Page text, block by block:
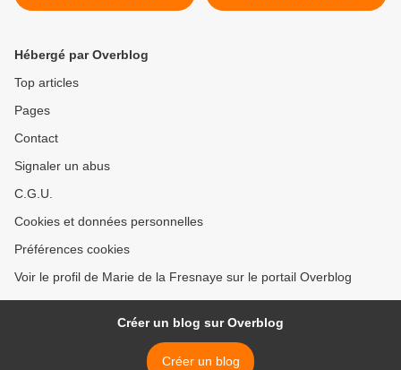
de Fontainebleau
Pompidou ! >
Hébergé par Overblog
Top articles
Pages
Contact
Signaler un abus
C.G.U.
Cookies et données personnelles
Préférences cookies
Voir le profil de Marie de la Fresnaye sur le portail Overblog
Créer un blog sur Overblog
Créer un blog